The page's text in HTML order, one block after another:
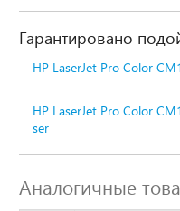
Гарантировано
HP LaserJet Pro Color
HP LaserJet Pro Color
ser
Аналогичные